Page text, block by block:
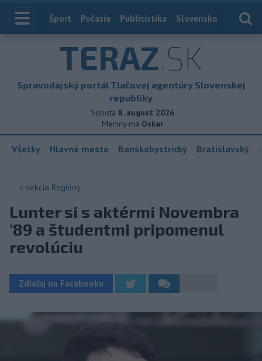
Index
Šport Počasie Publicistika Slovensko
TERAZ.SK
Spravodajský portál Tlačovej agentúry Slovenskej
republiky
Sobota 8. august 2026
Meniny má Oskar
Všetky Hlavné mesto Banskobystrický Bratislavský
< sekcia Regióny
Lunter si s aktérmi Novembra
'89 a študentmi pripomenul
revolúciu
Zdieľaj na Facebooku